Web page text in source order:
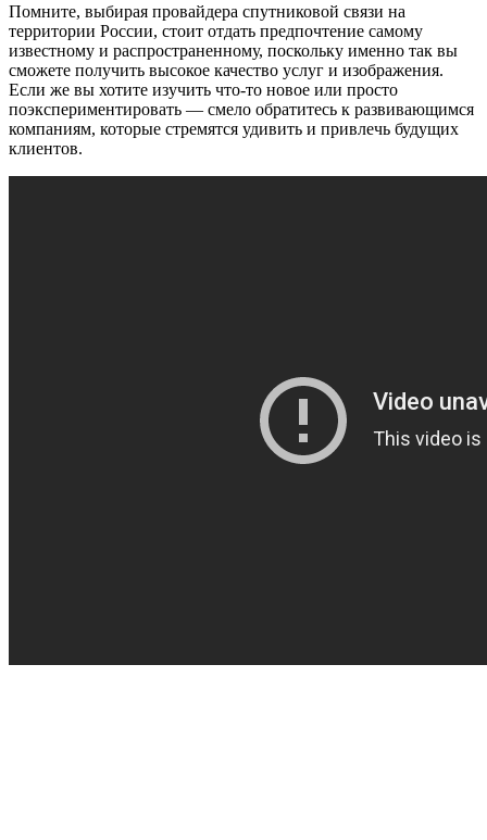
Помните, выбирая провайдера спутниковой связи на
территории России, стоит отдать предпочтение самому
известному и распространенному, поскольку именно так вы
сможете получить высокое качество услуг и изображения.
Если же вы хотите изучить что-то новое или просто
поэкспериментировать — смело обратитесь к развивающимся
компаниям, которые стремятся удивить и привлечь будущих
клиентов.